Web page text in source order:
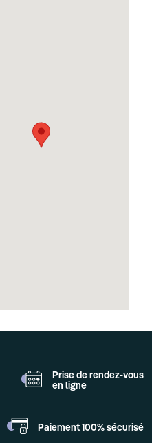
Prise de rendez-vous
en ligne
Paiement 100% sécurisé